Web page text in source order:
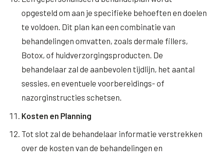
opgesteld om aan je specifieke behoeften en doelen
te voldoen. Dit plan kan een combinatie van
behandelingen omvatten, zoals dermale fillers,
Botox, of huidverzorgingsproducten. De
behandelaar zal de aanbevolen tijdlijn, het aantal
sessies, en eventuele voorbereidings- of
nazorginstructies schetsen.
Kosten en Planning
Tot slot zal de behandelaar informatie verstrekken
over de kosten van de behandelingen en